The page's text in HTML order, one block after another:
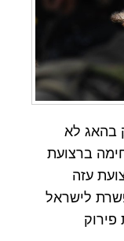
בהאג לא
ברצועת
עזה
לישראל